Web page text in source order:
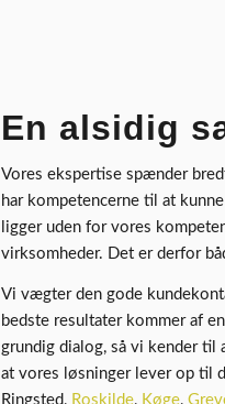
En alsidig
Vores ekspertise spænder
har kompetencerne til at
ligger uden for vores
virksomheder. Det er derfor
Vi vægter den gode
bedste resultater kommer af
grundig dialog, så vi kender til
at vores løsninger lever op til
Ringsted, Roskilde, Køge,